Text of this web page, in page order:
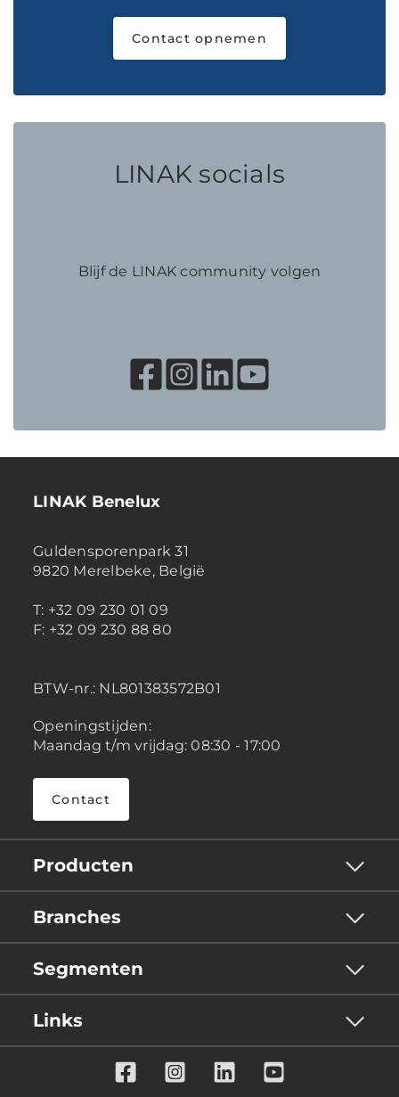
Contact opnemen
LINAK socials
Blijf de LINAK community volgen
LINAK Benelux
Guldensporenpark 31
9820 Merelbeke, België
T: +32 09 230 01 09
F: +32 09 230 88 80
BTW-nr.: NL801383572B01
Openingstijden:
Maandag t/m vrijdag: 08:30 - 17:00
Contact
Producten
Branches
Segmenten
Links